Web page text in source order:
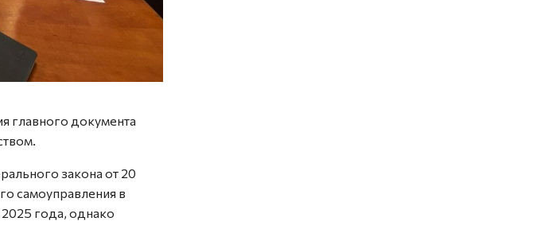
главного документа
закона от 20
самоуправления в
2025 года, однако